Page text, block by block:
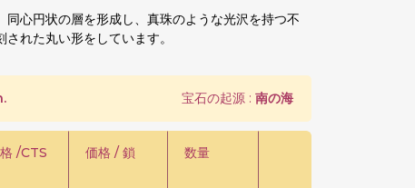
心円状の層を形成し、真珠のような光沢を持つ不
れた丸い形をしています。
宝石の起源 : 南の海
/CTS 価格 / 鎖 数量